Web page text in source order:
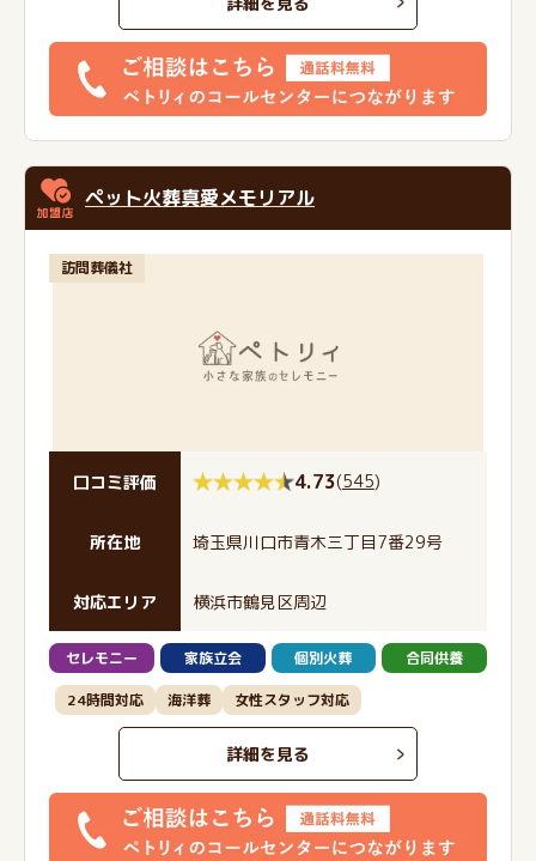
ペット火葬真愛メモリアル
訪問葬儀社
口コミ評価 4.73(545)
所在地 埼玉県川口市青木三丁目7番29号
対応エリア 横浜市鶴見区周辺
セレモニー 家族立会 個別火葬 合同供養
24時間対応 海洋葬 女性スタッフ対応
詳細を見る